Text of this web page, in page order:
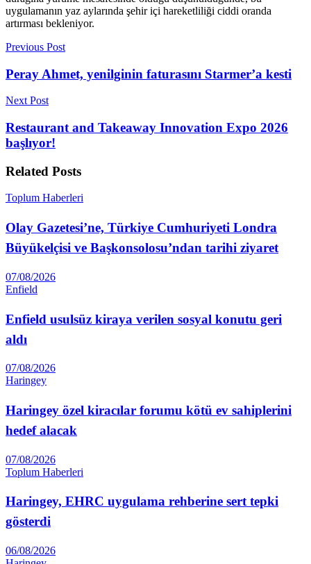
uygulamanın yaz aylarında şehir içi hareketliliği ciddi oranda
artırması bekleniyor.
Previous Post
Peray Ahmet, yenilginin faturasını Starmer’a kesti
Next Post
Restaurant and Takeaway Innovation Expo 2026
başlıyor!
Related Posts
Toplum Haberleri
Olay Gazetesi’ne, Türkiye Cumhuriyeti Londra
Büyükelçisi ve Başkonsolosu’ndan tarihi ziyaret
07/08/2026
Enfield
Enfield usulsüz kiraya verilen sosyal konutu geri
aldı
07/08/2026
Haringey
Haringey özel kiracılar forumu kötü ev sahiplerini
hedef alacak
07/08/2026
Toplum Haberleri
Haringey, EHRC uygulama rehberine sert tepki
gösterdi
06/08/2026